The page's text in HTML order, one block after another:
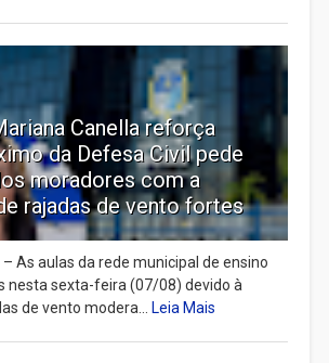
Canella reforça
da Defesa Civil pede
moradores com a
rajadas de vento fortes
– As aulas da rede municipal de ensino
nesta sexta-feira (07/08) devido à
de vento modera...
Leia Mais